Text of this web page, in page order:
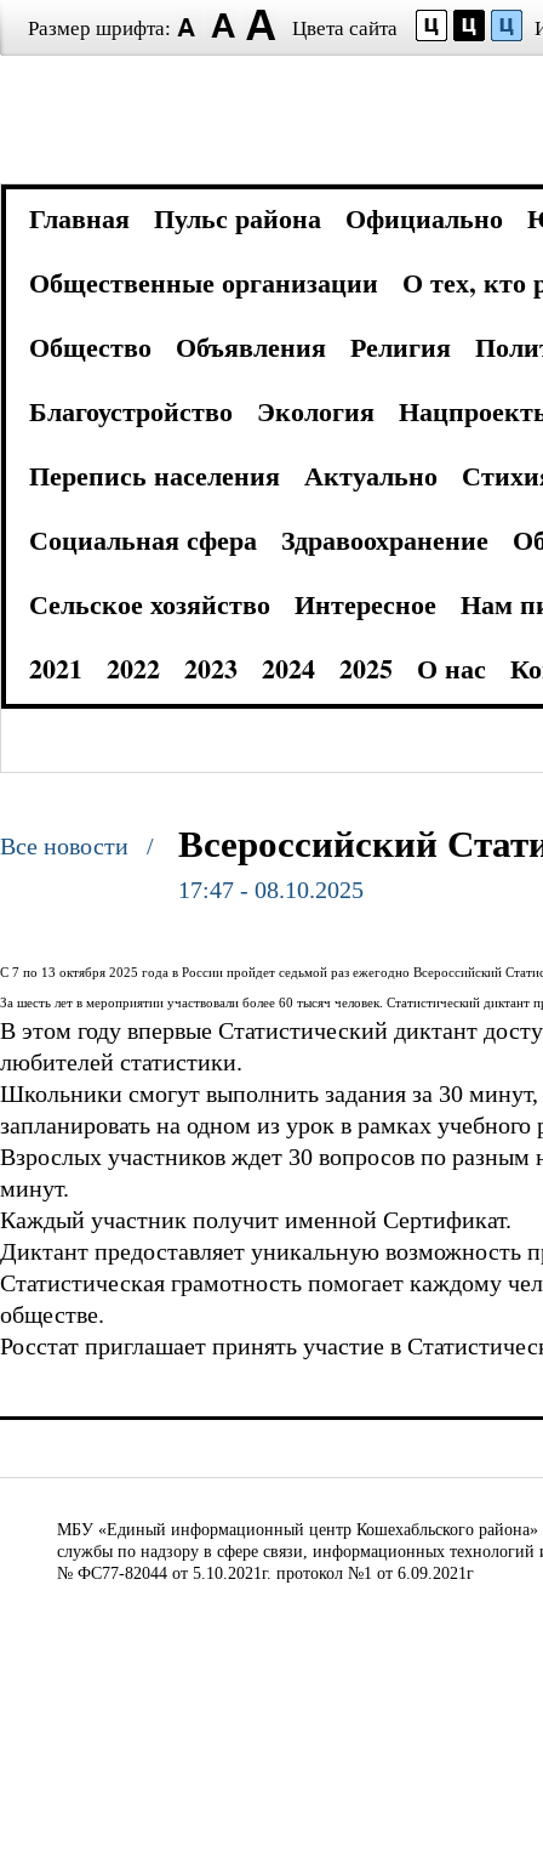
Размер шрифта: Цвета сайта
Главная Пульс района Официально
Общественные организации
О тех, кто
Общество
Объявления Религия
Благоустройство
Экология
Перепись населения
Актуально
Социальная сфера
Здравоохранение
Сельское хозяйство
Интересное
Нам
2021
2022 2023 2024 2025 О нас
Все новости / Всероссийский
17:47 - 08.10.2025
С 7 по 13 октября 2025 года в России пройдет седьмой раз ежегодно Всероссийский
За шесть лет в мероприятии участвовали более 60 тысяч человек. Статистический
В этом году впервые Статистический диктант
любителей статистики.
Школьники смогут выполнить задания за 30
запланировать на одном из урок в рамках учебного
Взрослых участников ждет 30 вопросов по разным
минут.
Каждый участник получит именной Сертификат.
Диктант предоставляет уникальную возможность
Статистическая грамотность помогает каждому
обществе.
Росстат приглашает принять участие в
МБУ «Единый информационный центр Кошехабльского района»
службы по надзору в сфере связи, информационных
№ ФС77-82044 от 5.10.2021г. протокол №1 от 6.09.2021г